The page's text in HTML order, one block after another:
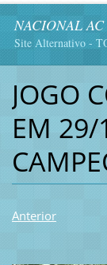
NACIONAL AC
Site Alternativo -
JOGO
EM 29/
Anterior